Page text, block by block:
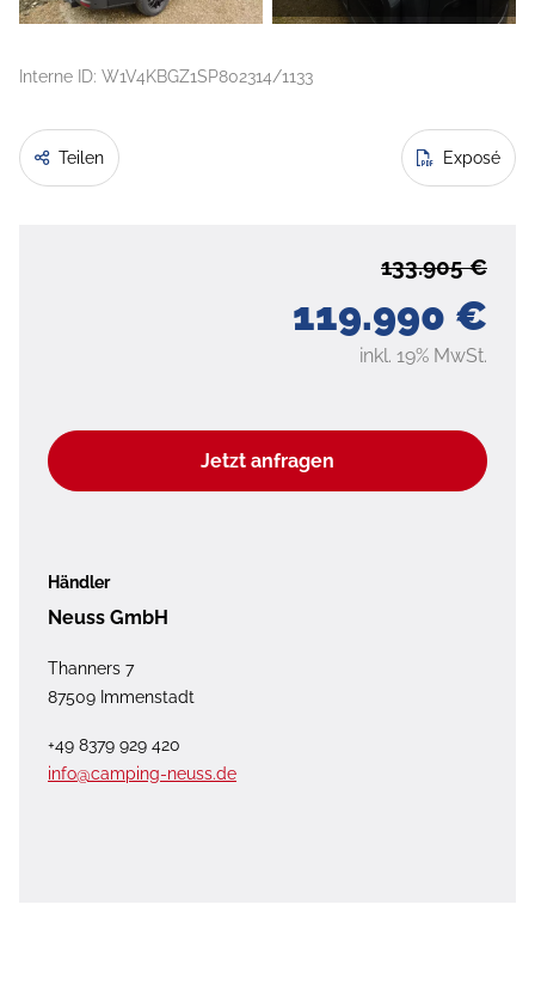
Interne ID: W1V4KBGZ1SP802314/1133
Teilen Exposé
119.990 €
133.905 €
inkl. 19% MwSt.
Jetzt anfragen
Händler
Neuss GmbH
Thanners 7
87509 Immenstadt
+49 8379 929 420
info@camping-neuss.de